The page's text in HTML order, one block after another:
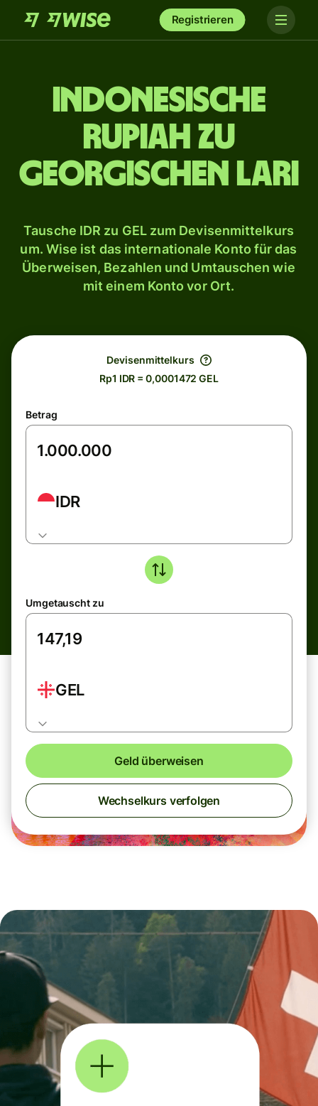
Registrieren
Indonesische
Rupiah zu
georgischen Lari
Tausche IDR zu GEL zum Devisenmittelkurs
um. Wise ist das internationale Konto für das
Überweisen, Bezahlen und Umtauschen wie
mit einem Konto vor Ort.
Devisenmittelkurs
Rp1 IDR = 0,0001472 GEL
Betrag
IDR
Umgetauscht zu
GEL
Geld überweisen
Wechselkurs verfolgen